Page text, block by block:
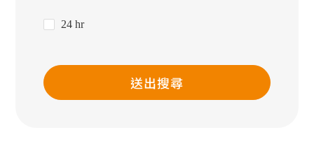
24 hr
送出搜尋